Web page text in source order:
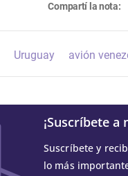
Compartí la nota:
Uruguay avión
¡Suscríbete
Suscríbete y
lo más